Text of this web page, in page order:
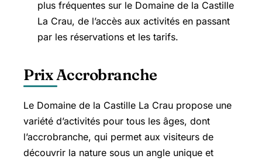
plus fréquentes sur le Domaine de la Castille
La Crau, de l’accès aux activités en passant
par les réservations et les tarifs.
Prix Accrobranche
Le Domaine de la Castille La Crau propose une
variété d’activités pour tous les âges, dont
l’accrobranche, qui permet aux visiteurs de
découvrir la nature sous un angle unique et